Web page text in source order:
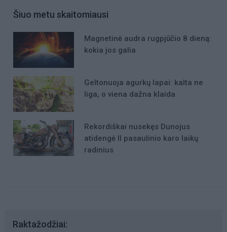
Šiuo metu skaitomiausi
Magnetinė audra rugpjūčio 8 dieną:
kokia jos galia
Geltonuoja agurkų lapai: kalta ne
liga, o viena dažna klaida
Rekordiškai nusekęs Dunojus
atidengė II pasaulinio karo laikų
radinius
Raktažodžiai